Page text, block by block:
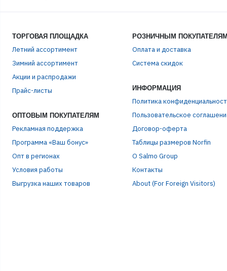
ТОРГОВАЯ ПЛОЩАДКА
Летний ассортимент
Зимний ассортимент
Акции и распродажи
Прайс-листы
ОПТОВЫМ ПОКУПАТЕЛЯМ
Рекламная поддержка
Программа «Ваш бонус»
Опт в регионах
Условия работы
Выгрузка наших товаров
РОЗНИЧНЫМ
Оплата и доставка
Система скидок
ИНФОРМАЦИЯ
Политика
Пользовательское
Договор-оферта
Таблицы размеров Norfin
О Salmo Group
Контакты
About (For Foreign Visitors)